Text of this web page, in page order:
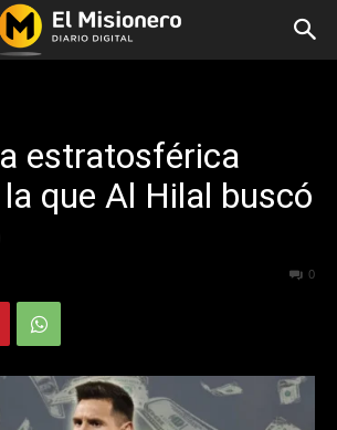
estratosférica
que Al Hilal buscó
0